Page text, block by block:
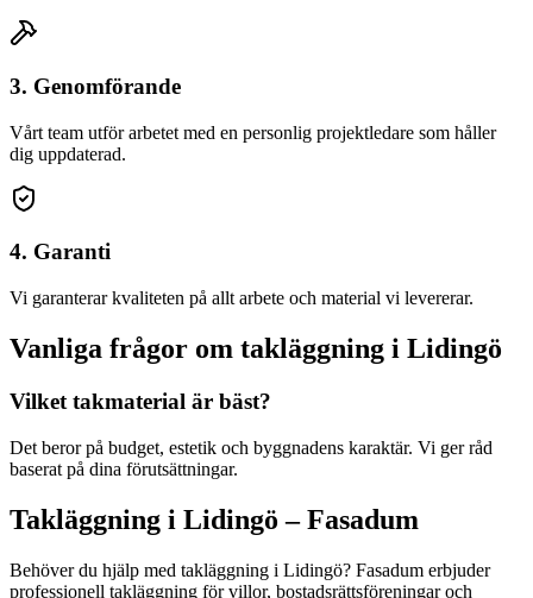
3. Genomförande
Vårt team utför arbetet med en personlig projektledare som håller
dig uppdaterad.
4. Garanti
Vi garanterar kvaliteten på allt arbete och material vi levererar.
Vanliga frågor om takläggning i Lidingö
Vilket takmaterial är bäst?
Det beror på budget, estetik och byggnadens karaktär. Vi ger råd
baserat på dina förutsättningar.
Takläggning i Lidingö – Fasadum
Behöver du hjälp med takläggning i Lidingö? Fasadum erbjuder
professionell takläggning för villor, bostadsrättsföreningar och